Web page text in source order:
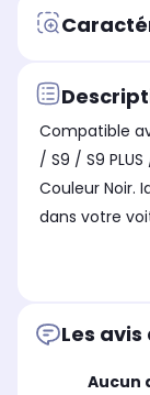
Compatible
/ S9 / S9
Couleur Noir.
dans votre
Les
Aucun